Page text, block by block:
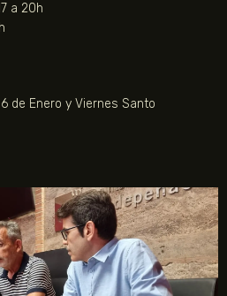
a 20h
de Enero y Viernes Santo